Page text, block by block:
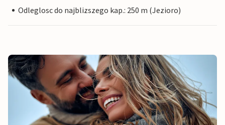
Odleglosc do najblizszego kap.: 250 m (Jezioro)